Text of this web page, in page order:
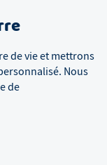
de vie et mettrons
Nous
de